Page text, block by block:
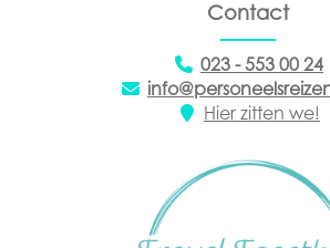
Contact
023 - 553 00 24
Hier zitten we!